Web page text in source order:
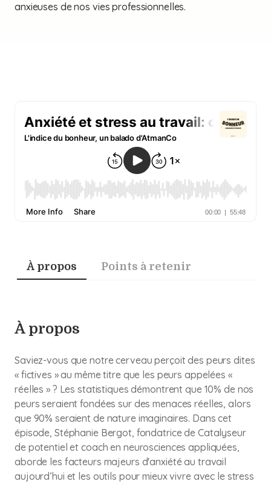
anxieuses de nos vies professionnelles.
À propos Points à retenir
À propos
Saviez-vous que notre cerveau perçoit des peurs dites
« fictives » au même titre que les peurs appelées «
réelles » ? Les statistiques démontrent que 10% de nos
peurs seraient fondées sur des menaces réelles, alors
que 90% seraient de nature imaginaires. Dans cet
épisode, Stéphanie Bergot, fondatrice de Catalyseur
de potentiel et coach en neurosciences appliquées,
aborde les facteurs majeurs d'anxiété au travail
aujourd’hui et les outils pour mieux vivre avec le stress